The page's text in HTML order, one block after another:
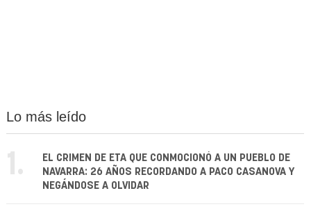
Lo más leído
1.
EL CRIMEN DE ETA QUE CONMOCIONÓ A UN PUEBLO DE
NAVARRA: 26 AÑOS RECORDANDO A PACO CASANOVA Y
NEGÁNDOSE A OLVIDAR